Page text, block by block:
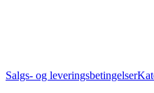
Salgs- og leveringsbetingelser